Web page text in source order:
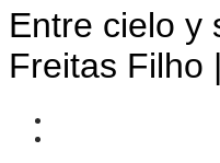
Entre cielo y
Freitas Filho